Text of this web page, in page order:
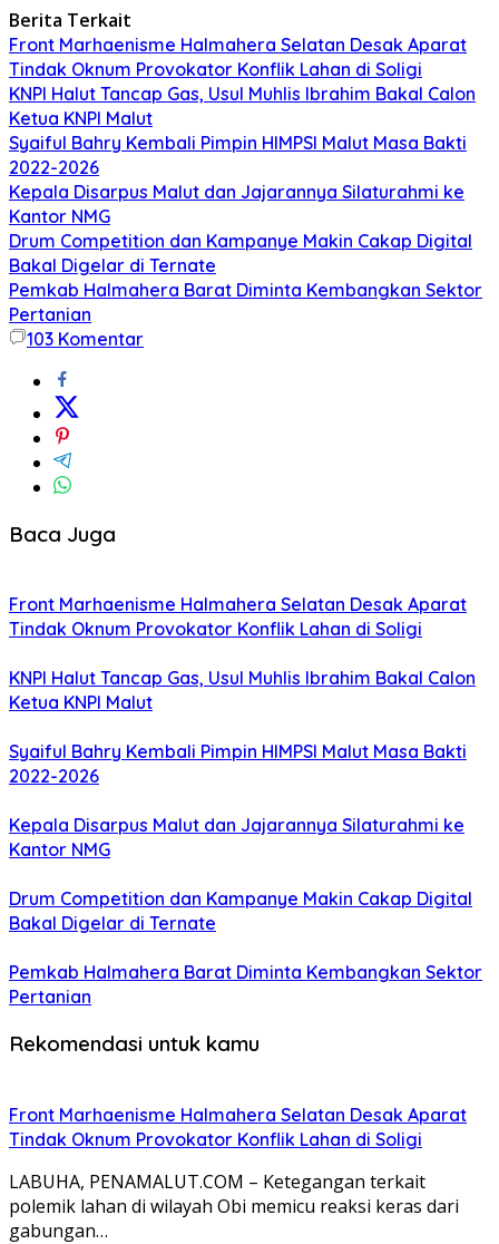
Berita Terkait
Front Marhaenisme Halmahera Selatan Desak Aparat
Tindak Oknum Provokator Konflik Lahan di Soligi
KNPI Halut Tancap Gas, Usul Muhlis Ibrahim Bakal Calon
Ketua KNPI Malut
Syaiful Bahry Kembali Pimpin HIMPSI Malut Masa Bakti
2022-2026
Kepala Disarpus Malut dan Jajarannya Silaturahmi ke
Kantor NMG
Drum Competition dan Kampanye Makin Cakap Digital
Bakal Digelar di Ternate
Pemkab Halmahera Barat Diminta Kembangkan Sektor
Pertanian
103 Komentar
Baca Juga
Front Marhaenisme Halmahera Selatan Desak Aparat
Tindak Oknum Provokator Konflik Lahan di Soligi
KNPI Halut Tancap Gas, Usul Muhlis Ibrahim Bakal Calon
Ketua KNPI Malut
Syaiful Bahry Kembali Pimpin HIMPSI Malut Masa Bakti
2022-2026
Kepala Disarpus Malut dan Jajarannya Silaturahmi ke
Kantor NMG
Drum Competition dan Kampanye Makin Cakap Digital
Bakal Digelar di Ternate
Pemkab Halmahera Barat Diminta Kembangkan Sektor
Pertanian
Rekomendasi untuk kamu
Front Marhaenisme Halmahera Selatan Desak Aparat
Tindak Oknum Provokator Konflik Lahan di Soligi
LABUHA, PENAMALUT.COM – Ketegangan terkait
polemik lahan di wilayah Obi memicu reaksi keras dari
gabungan…